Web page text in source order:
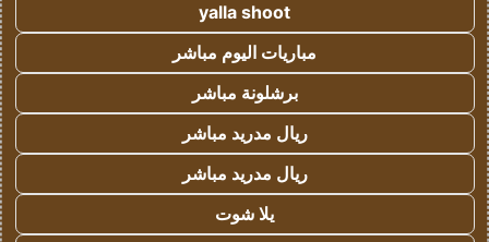
yalla shoot
مباريات اليوم مباشر
برشلونة مباشر
ريال مدريد مباشر
ريال مدريد مباشر
يلا شوت